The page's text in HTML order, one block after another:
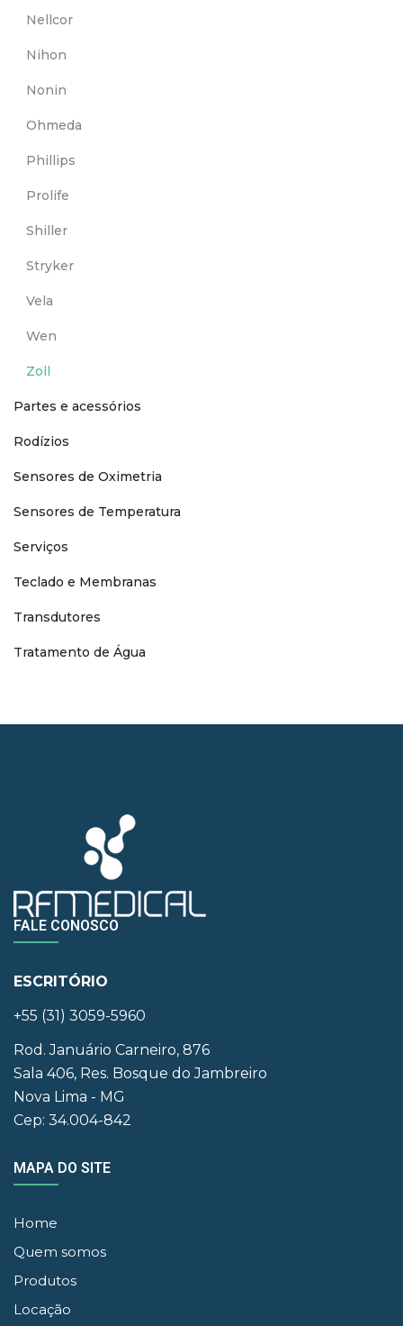
Nellcor
Nihon
Nonin
Ohmeda
Phillips
Prolife
Shiller
Stryker
Vela
Wen
Zoll
Partes e acessórios
Rodízios
Sensores de Oximetria
Sensores de Temperatura
Serviços
Teclado e Membranas
Transdutores
Tratamento de Água
FALE CONOSCO
ESCRITÓRIO
+55 (31) 3059-5960
Rod. Januário Carneiro, 876
Sala 406, Res. Bosque do Jambreiro
Nova Lima - MG
Cep: 34.004-842
MAPA DO SITE
Home
Quem somos
Produtos
Locação